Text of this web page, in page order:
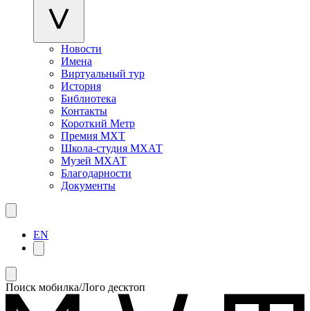
Новости
Имена
Виртуальный тур
История
Библиотека
Контакты
Короткий Метр
Премия МХТ
Школа-студия МХАТ
Музей МХАТ
Благодарности
Документы
EN
Поиск мобилка/Лого десктоп